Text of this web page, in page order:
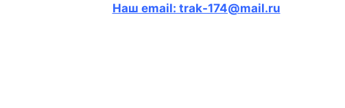
Наш email: trak-174@mail.ru